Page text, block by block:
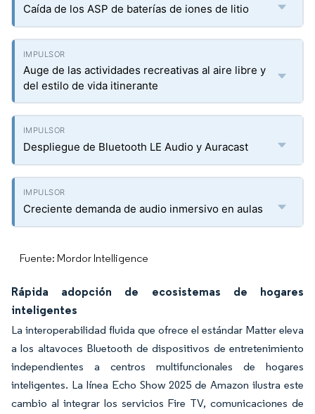
Caída de los ASP de baterías de iones de litio
Auge de las actividades recreativas al aire libre y
del estilo de vida itinerante
Despliegue de Bluetooth LE Audio y Auracast
Creciente demanda de audio inmersivo en aulas
Fuente: Mordor Intelligence
Rápida adopción de ecosistemas de hogares
inteligentes
La interoperabilidad fluida que ofrece el estándar Matter eleva
a los altavoces Bluetooth de dispositivos de entretenimiento
independientes a centros multifuncionales de hogares
inteligentes. La línea Echo Show 2025 de Amazon ilustra este
cambio al integrar los servicios Fire TV, comunicaciones de